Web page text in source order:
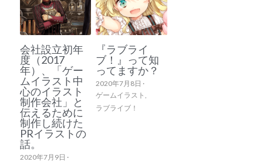
会社設立初年
度（2017
年）、「ゲー
ムイラスト中
心のイラスト
制作会社」と
伝えるために
制作し続けた
PRイラストの
話。
2020年7月9日 ·
『ラブライ
ブ！』って知
ってますか？
2020年7月8日 ·
ゲームイラスト,
ラブライブ！